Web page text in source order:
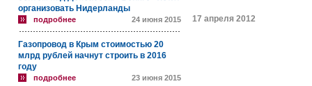
организовать Нидерланды
подробнее 24 июня 2015
Газопровод в Крым стоимостью 20
млрд рублей начнут строить в 2016
году
подробнее 23 июня 2015
17 апреля 2012